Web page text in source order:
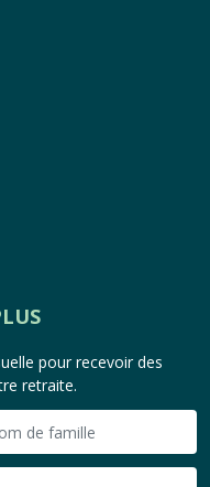
pour recevoir des
retraite.